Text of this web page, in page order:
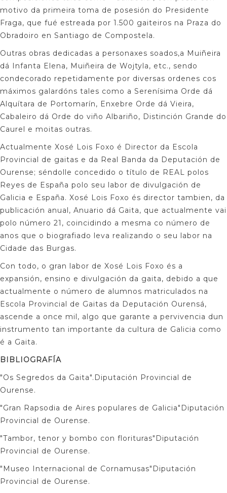
motivo da primeira toma de posesión do Presidente
Fraga, que fué estreada por 1.500 gaiteiros na Praza do
Obradoiro en Santiago de Compostela.
Outras obras dedicadas a personaxes soados,a Muiñeira
dá Infanta Elena, Muiñeira de Wojtyla, etc., sendo
condecorado repetidamente por diversas ordenes cos
máximos galardóns tales como a Serenísima Orde dá
Alquítara de Portomarín, Enxebre Orde dá Vieira,
Cabaleiro dá Orde do viño Albariño, Distinción Grande do
Caurel e moitas outras.
Actualmente Xosé Lois Foxo é Director da Escola
Provincial de gaitas e da Real Banda da Deputación de
Ourense; séndolle concedido o título de REAL polos
Reyes de España polo seu labor de divulgación de
Galicia e España. Xosé Lois Foxo és director tambien, da
publicación anual, Anuario dá Gaita, que actualmente vai
polo número 21, coincidindo a mesma co número de
anos que o biografiado leva realizando o seu labor na
Cidade das Burgas.
Con todo, o gran labor de Xosé Lois Foxo és a
expansión, ensino e divulgación da gaita, debido a que
actualmente o número de alumnos matriculados na
Escola Provincial de Gaitas da Deputación Ourensá,
ascende a once mil, algo que garante a pervivencia dun
instrumento tan importante da cultura de Galicia como
é a Gaita.
BIBLIOGRAFÍA
"Os Segredos da Gaita".Diputación Provincial de
Ourense.
"Gran Rapsodia de Aires populares de Galicia"Diputación
Provincial de Ourense.
"Tambor, tenor y bombo con florituras"Diputación
Provincial de Ourense.
"Museo Internacional de Cornamusas"Diputación
Provincial de Ourense.